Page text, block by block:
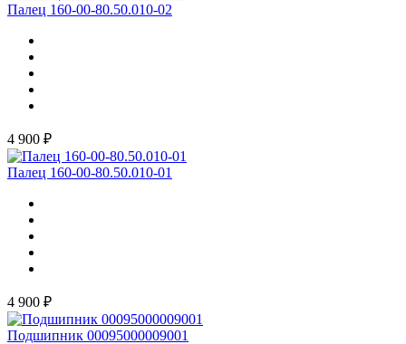
Палец 160-00-80.50.010-02
4 900 ₽
Палец 160-00-80.50.010-01
4 900 ₽
Подшипник 00095000009001